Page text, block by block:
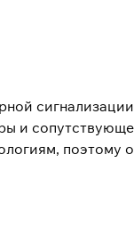
и
поэтому
и на